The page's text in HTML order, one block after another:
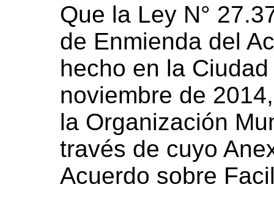
Que la Ley N°
de Enmienda del
hecho en la
noviembre de
la Organización
través de cuyo
Acuerdo sobre